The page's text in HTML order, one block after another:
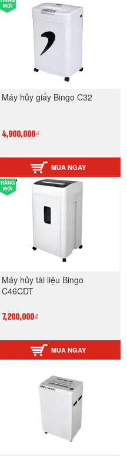
MỚI
Máy hủy giấy Bingo C32
4,900,000₫
MUA NGAY
HÀNG
MỚI
Máy hủy tài liệu Bingo
C46CDT
7,200,000₫
MUA NGAY